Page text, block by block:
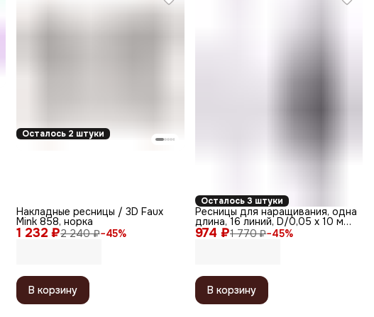
Осталось 2 штуки
1 232 ₽2 240 ₽−45%
Накладные ресницы / 3D Faux
Mink 858, норка
В корзину
Осталось 3 штуки
974 ₽1 770 ₽−45%
Ресницы для наращивания, одна
длина, 16 линий, D/0,05 x 10 мм,
чёрный
В корзину